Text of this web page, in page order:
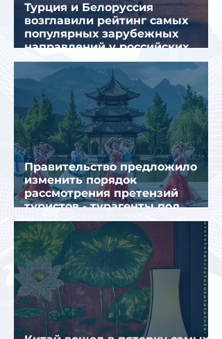
Турция и Белоруссия
возглавили рейтинг самых
популярных зарубежных
направлений у российских
туристов летом
Правительство предложило
изменить порядок
рассмотрения претензий
туристов - турагенты под
ударом!